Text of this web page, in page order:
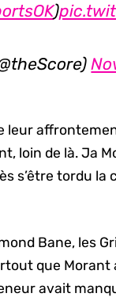
)
leur
loin de là. Ja
s’être tordu la
Bane, les
que
avait